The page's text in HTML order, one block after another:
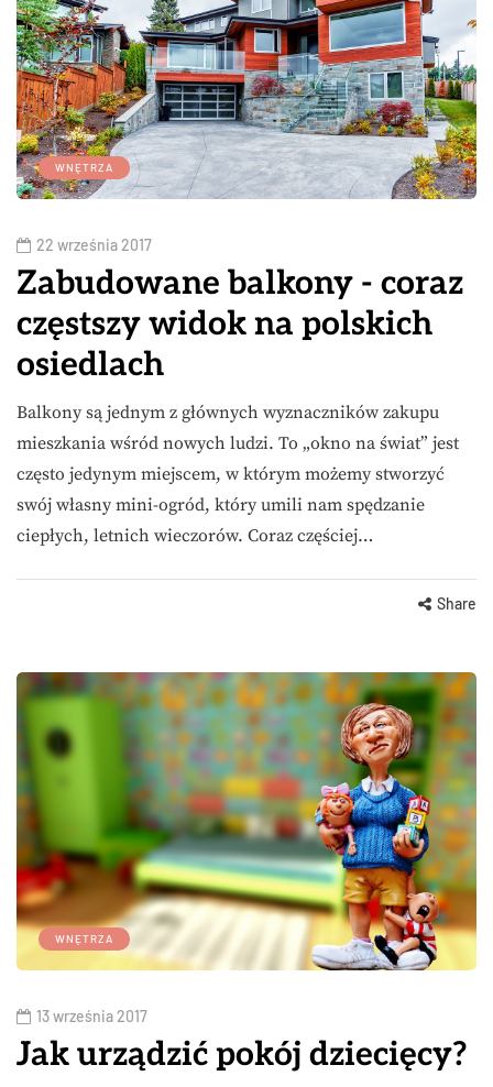
WNĘTRZA
22 września 2017
Zabudowane balkony - coraz
częstszy widok na polskich
osiedlach
Balkony są jednym z głównych wyznaczników zakupu
mieszkania wśród nowych ludzi. To „okno na świat” jest
często jedynym miejscem, w którym możemy stworzyć
swój własny mini-ogród, który umili nam spędzanie
ciepłych, letnich wieczorów. Coraz częściej…
Share
WNĘTRZA
13 września 2017
Jak urządzić pokój dziecięcy?